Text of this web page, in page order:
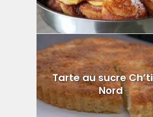
Tarte au sucre
Nord